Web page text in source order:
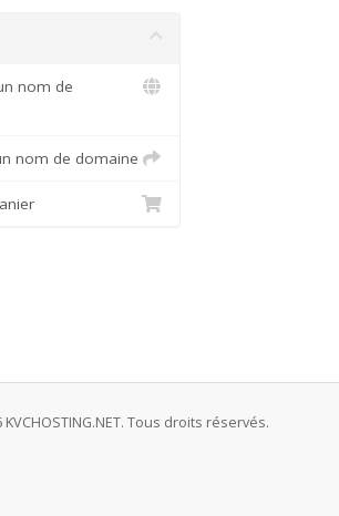
nom de
nom de domaine
Tous droits réservés.